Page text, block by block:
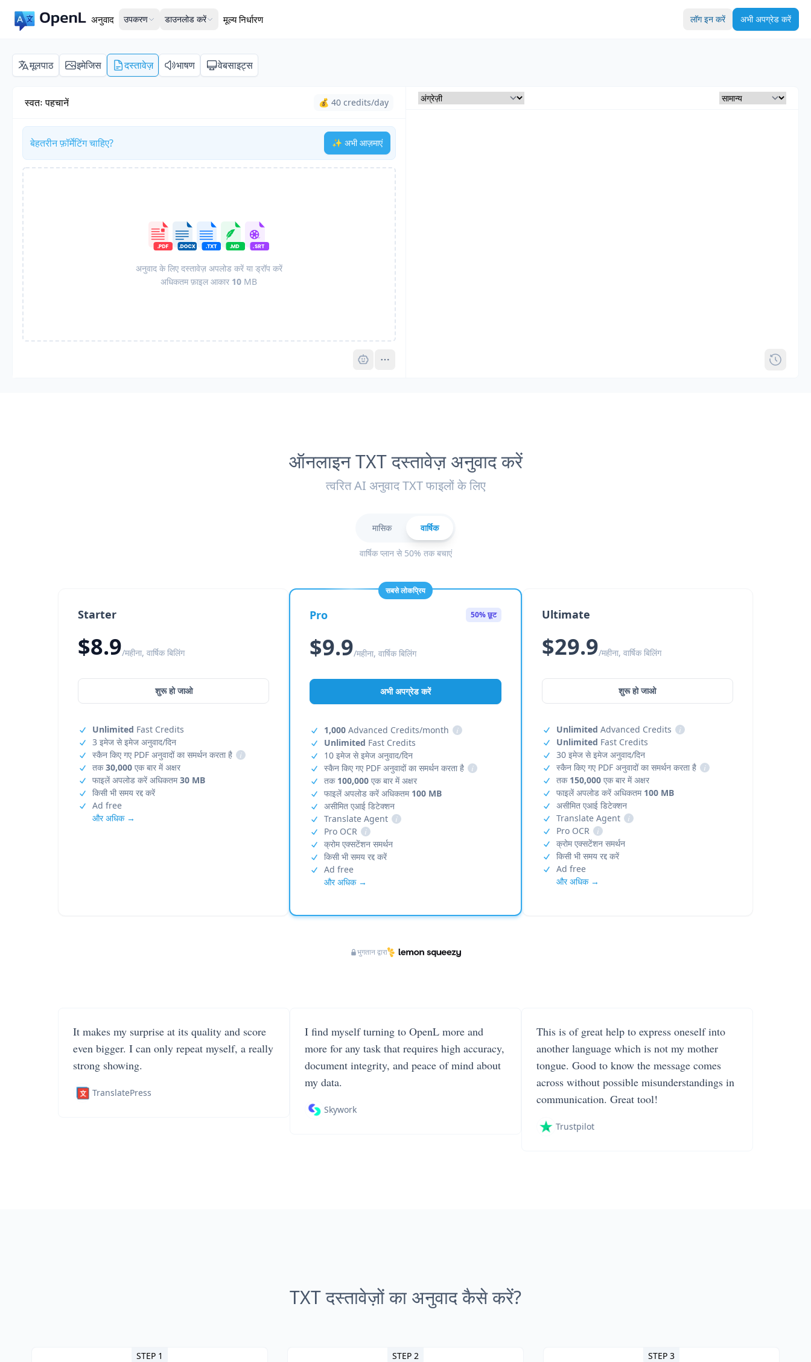
अनुवाद उपकरण डाउनलोड करें मूल्य निर्धारण लॉग इन करें अभी अपग्रेड करें
मूलपाठ इमेजिस दस्तावेज़ भाषण वेबसाइट्स
स्वतः पहचानें 💰 40 credits/day
बेहतरीन फ़ॉर्मेटिंग चाहिए? ✨ अभी आज़माएं
अनुवाद के लिए दस्तावेज़ अपलोड करें या ड्रॉप करें
अधिकतम फ़ाइल आकार 10 MB
Pro
ऑनलाइन TXT दस्तावेज़ अनुवाद करें
त्वरित AI अनुवाद TXT फाइलों के लिए
मासिक वार्षिक
वार्षिक प्लान से 50% तक बचाएं
Starter
$8.9/महीना, वार्षिक बिलिंग
शुरू हो जाओ
Unlimited Fast Credits
3 इमेज से इमेज अनुवाद/दिन
स्कैन किए गए PDF अनुवादों का समर्थन करता है
i
तक30,000 एक बार में अक्षर
फाइलें अपलोड करें अधिकतम30 MB
किसी भी समय रद्द करें
Ad free
और अधिक →
सबसे लोकप्रिय
Pro 50% छूट
$9.9/महीना, वार्षिक बिलिंग
अभी अपग्रेड करें
1,000 Advanced Credits/month
i
Unlimited Fast Credits
10 इमेज से इमेज अनुवाद/दिन
स्कैन किए गए PDF अनुवादों का समर्थन करता है
i
तक 100,000 एक बार में अक्षर
फाइलें अपलोड करें अधिकतम 100 MB
असीमित एआई डिटेक्शन
Translate Agent
i
Pro OCR
i
क्रोम एक्सटेंशन समर्थन
किसी भी समय रद्द करें
Ad free
और अधिक →
Ultimate
$29.9/महीना, वार्षिक बिलिंग
शुरू हो जाओ
Unlimited Advanced Credits
i
Unlimited Fast Credits
30 इमेज से इमेज अनुवाद/दिन
स्कैन किए गए PDF अनुवादों का समर्थन करता है
i
तक 150,000एक बार में अक्षर
फाइलें अपलोड करें अधिकतम 100 MB
असीमित एआई डिटेक्शन
Translate Agent
i
Pro OCR
i
क्रोम एक्सटेंशन समर्थन
किसी भी समय रद्द करें
Ad free
और अधिक →
भुगतान द्वारा
It makes my surprise at its quality and score
even bigger. I can only repeat myself, a really
strong showing.
TranslatePress
I find myself turning to OpenL more and
more for any task that requires high accuracy,
document integrity, and peace of mind about
my data.
Skywork
This is of great help to express oneself into
another language which is not my mother
tongue. Good to know the message comes
across without possible misunderstandings in
communication. Great tool!
Trustpilot
TXT दस्तावेज़ों का अनुवाद कैसे करें?
STEP 1 STEP 2 STEP 3